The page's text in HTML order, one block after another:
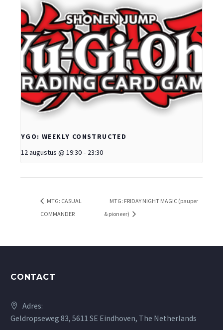
YGO: WEEKLY CONSTRUCTED
12 augustus @ 19:30 - 23:30
MTG: CASUAL
COMMANDER
MTG: FRIDAY NIGHT MAGIC (pauper
& pioneer)
CONTACT
Adres:
Geldropseweg 83, 5611 SE Eindhoven, The Netherlands